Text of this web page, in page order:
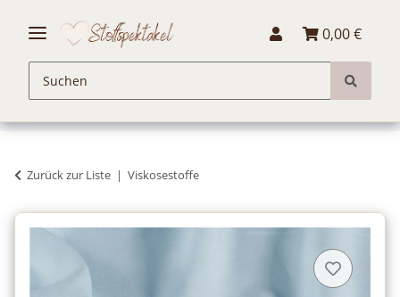
0,00 €
Zurück zur Liste Viskosestoffe